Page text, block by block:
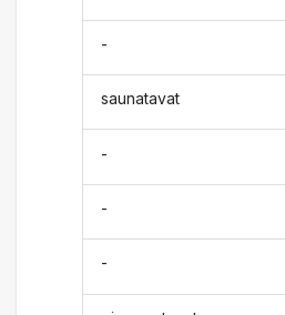
-
saunatavat
-
-
-